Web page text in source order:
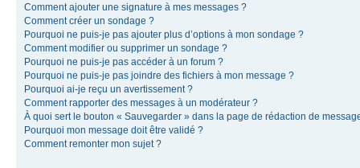
Comment ajouter une signature à mes messages ?
Comment créer un sondage ?
Pourquoi ne puis-je pas ajouter plus d’options à mon sondage ?
Comment modifier ou supprimer un sondage ?
Pourquoi ne puis-je pas accéder à un forum ?
Pourquoi ne puis-je pas joindre des fichiers à mon message ?
Pourquoi ai-je reçu un avertissement ?
Comment rapporter des messages à un modérateur ?
À quoi sert le bouton « Sauvegarder » dans la page de rédaction de
Pourquoi mon message doit être validé ?
Comment remonter mon sujet ?